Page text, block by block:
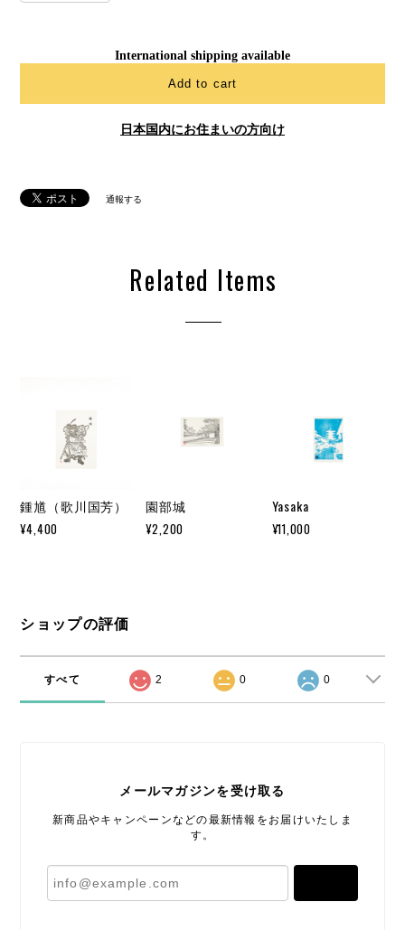
International shipping available
Add to cart
日本国内にお住まいの方向け
通報する
Related Items
鍾馗（歌川国芳）
¥4,400
園部城
¥2,200
Yasaka
¥11,000
ショップの評価
すべて 2 0 0
メールマガジンを受け取る
新商品やキャンペーンなどの最新情報をお届けいたしま
す。